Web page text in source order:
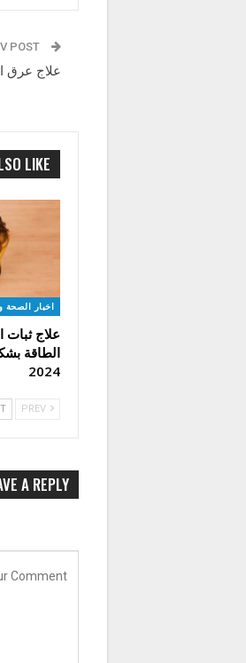
علاج عرق
LIKE
اخبار الصحة
علاج ثبات
الطاقة
2024
A REPLY